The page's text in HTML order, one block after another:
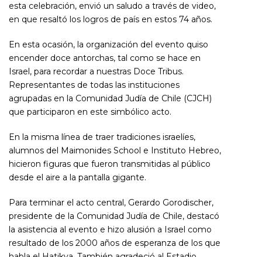
esta celebración, envió un saludo a través de video,
en que resaltó los logros de país en estos 74 años.
En esta ocasión, la organización del evento quiso
encender doce antorchas, tal como se hace en
Israel, para recordar a nuestras Doce Tribus.
Representantes de todas las instituciones
agrupadas en la Comunidad Judía de Chile (CJCH)
que participaron en este simbólico acto.
En la misma línea de traer tradiciones israelíes,
alumnos del Maimonides School e Instituto Hebreo,
hicieron figuras que fueron transmitidas al público
desde el aire a la pantalla gigante.
Para terminar el acto central, Gerardo Gorodischer,
presidente de la Comunidad Judía de Chile, destacó
la asistencia al evento e hizo alusión a Israel como
resultado de los 2000 años de esperanza de los que